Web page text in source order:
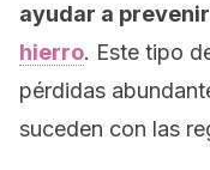
ayudar a
hierro. Este tipo
pérdidas
suceden con las